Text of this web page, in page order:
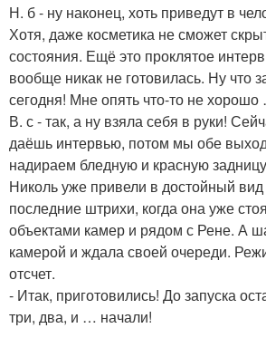
Н. б - ну наконец, хоть приведут в
Хотя, даже косметика не сможет
состояния. Ещё это проклятое
вообще никак не готовилась. Ну что
сегодня! Мне опять что-то не
В. с - так, а ну взяла себя в руки!
даёшь интервью, потом мы обе
надираем бледную и красную
Николь уже привели в достойный
последние штрихи, когда она уже
объектами камер и рядом с Рене. А
камерой и ждала своей очереди.
отсчет.
- Итак, приготовились! До запуска
три, два, и … начали!